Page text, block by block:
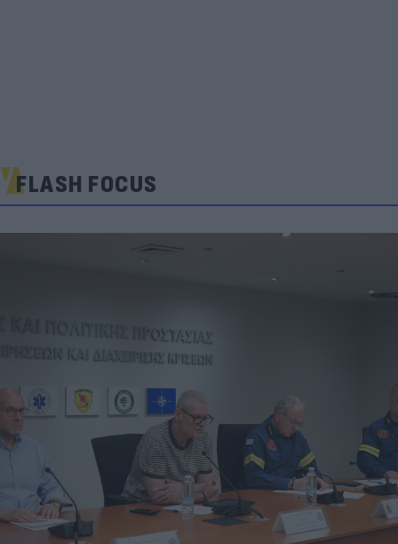
FLASH FOCUS